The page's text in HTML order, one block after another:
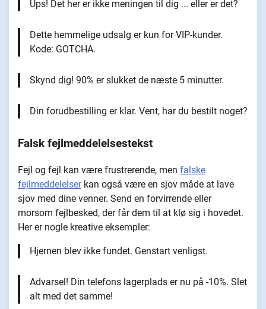
Ups! Det her er ikke meningen til dig ... eller er det?
Dette hemmelige udsalg er kun for VIP-kunder.
Kode: GOTCHA.
Skynd dig! 90% er slukket de næste 5 minutter.
Din forudbestilling er klar. Vent, har du bestilt noget?
Falsk fejlmeddelelsestekst
Fejl og fejl kan være frustrerende, men falske
fejlmeddelelserkan også være en sjov måde at lave
sjov med dine venner. Send en forvirrende eller
morsom fejlbesked, der får dem til at klø sig i hovedet.
Her er nogle kreative eksempler:
Hjernen blev ikke fundet. Genstart venligst.
Advarsel! Din telefons lagerplads er nu på -10%. Slet
alt med det samme!